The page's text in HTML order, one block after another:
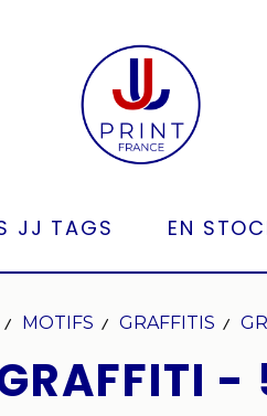
JJ TAGS EN
MOTIFS GRAFFITIS
-